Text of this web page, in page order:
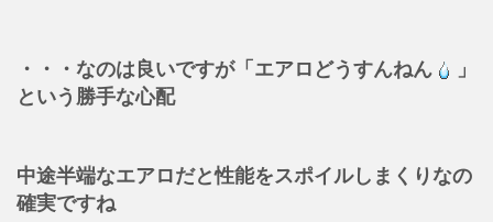
・・・なのは良いですが「エアロどうすんねん
」
という勝手な心配
中途半端なエアロだと性能をスポイルしまくりなの
確実ですね